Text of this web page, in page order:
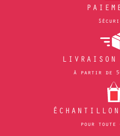
LIVRAISON
à partir de
pour toute